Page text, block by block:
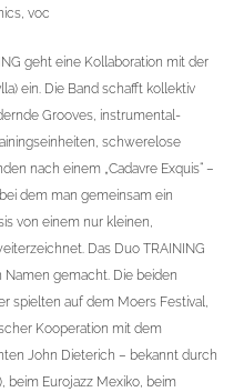
voc
geht eine Kollaboration mit der
ein. Die Band schafft kollektiv
Grooves, instrumental-
schwerelose
nach einem „Cadavre Exquis“ –
dem man gemeinsam ein
von einem nur kleinen,
Das Duo TRAINING
gemacht. Die beiden
spielten auf dem Moers Festival,
Kooperation mit dem
John Dieterich – bekannt durch
beim Eurojazz Mexiko, beim